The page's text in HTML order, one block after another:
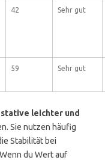
42 Sehr gut
59 Sehr gut
leichter und
Sie nutzen häufig
Stabilität bei
du Wert auf